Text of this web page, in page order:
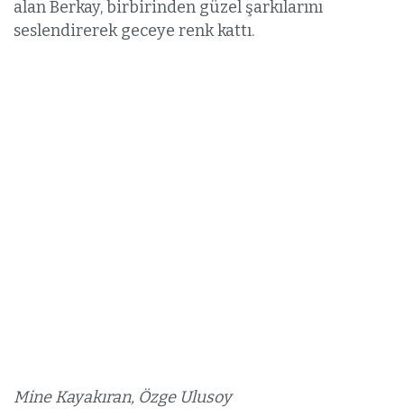
alan Berkay, birbirinden güzel şarkılarını
seslendirerek geceye renk kattı.
Mine Kayakıran, Özge Ulusoy